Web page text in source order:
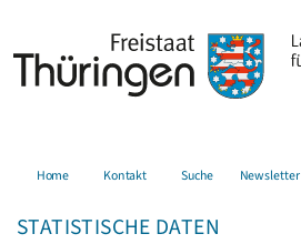
Home Kontakt Suche Newsletter
STATISTISCHE DATEN